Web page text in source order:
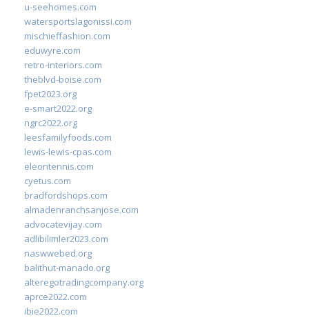
u-seehomes.com
watersportslagonissi.com
mischieffashion.com
eduwyre.com
retro-interiors.com
theblvd-boise.com
fpet2023.org
e-smart2022.org
ngrc2022.org
leesfamilyfoods.com
lewis-lewis-cpas.com
eleontennis.com
cyetus.com
bradfordshops.com
almadenranchsanjose.com
advocatevijay.com
adlibilimler2023.com
naswwebed.org
balithut-manado.org
alteregotradingcompany.org
aprce2022.com
ibie2022.com